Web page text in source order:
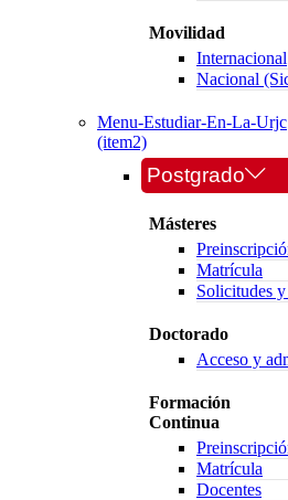
Movilidad
Internacional
Nacional
Menu-Estudiar-En-La-Urjc
(item2)
Postgrado
Másteres
Matrícula
Solicitudes
Doctorado
Acceso y
Formación
Continua
Matrícula
Docentes